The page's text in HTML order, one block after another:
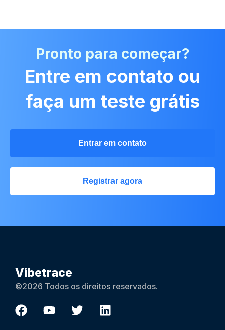
Pronto para começar?
Entre em contato ou
faça um teste grátis
Entrar em contato
Registrar agora
Vibetrace
©2026 Todos os direitos reservados.